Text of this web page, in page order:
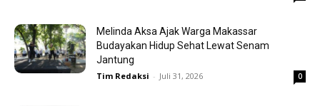
Melinda Aksa Ajak Warga Makassar
Budayakan Hidup Sehat Lewat Senam
Jantung
Tim Redaksi - Juli 31, 2026 0